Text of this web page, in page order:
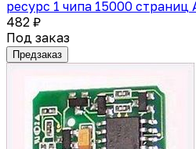
ресурс 1 чипа 15000
482 ₽
Под заказ
Предзаказ